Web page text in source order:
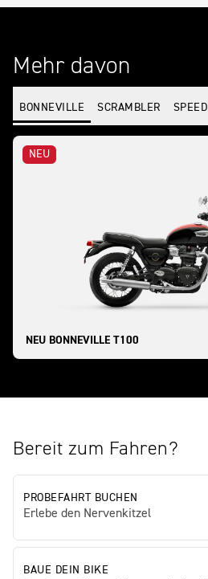
Mehr davon
BONNEVILLE SCRAMBLER SPEED
NEU
NEU BONNEVILLE T100
Bereit zum Fahren?
PROBEFAHRT BUCHEN
Erlebe den Nervenkitzel
BAUE DEIN BIKE